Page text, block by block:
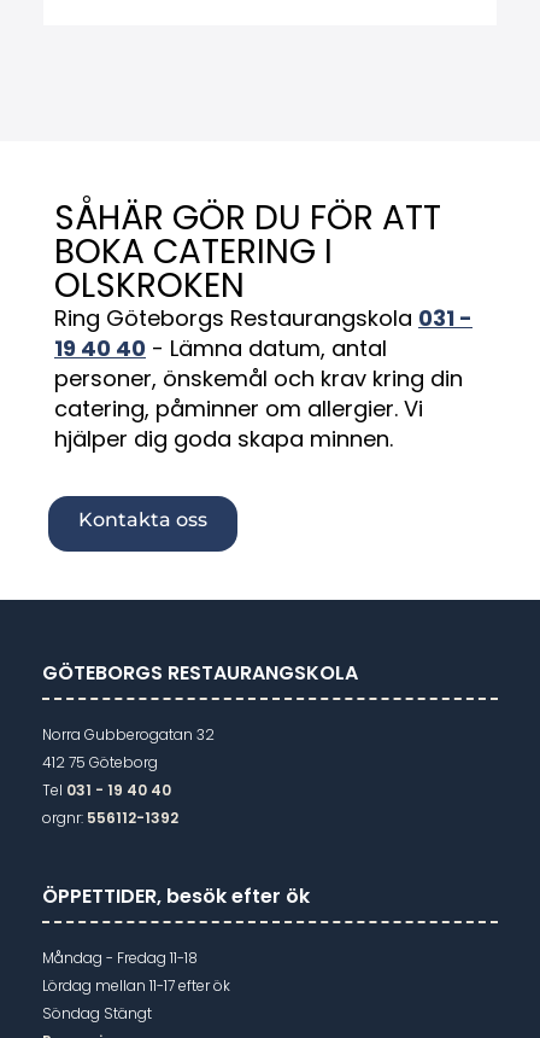
SÅHÄR GÖR DU FÖR ATT
BOKA CATERING I
OLSKROKEN
Ring Göteborgs Restaurangskola 031 -
19 40 40 - Lämna datum, antal
personer, önskemål och krav kring din
catering, påminner om allergier. Vi
hjälper dig goda skapa minnen.
Kontakta oss
GÖTEBORGS RESTAURANGSKOLA
Norra Gubberogatan 32
412 75 Göteborg
Tel 031 - 19 40 40
orgnr: 556112-1392
ÖPPETTIDER, besök efter ök
Måndag - Fredag 11-18
Lördag mellan 11-17 efter ök
Söndag Stängt